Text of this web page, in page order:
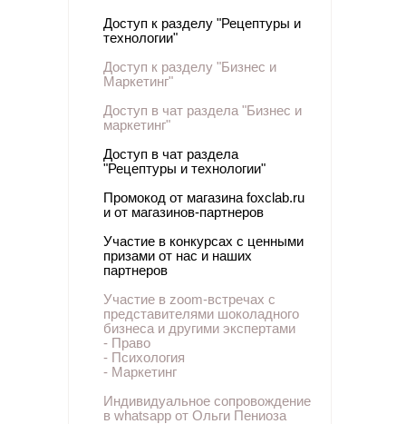
Доступ к разделу "Рецептуры и
технологии"
Доступ к разделу "Бизнес и
Маркетинг"
Доступ в чат раздела "Бизнес и
маркетинг"
Доступ в чат раздела
"Рецептуры и технологии"
Промокод от магазина foxclab.ru
и от магазинов-партнеров
Участие в конкурсах с ценными
призами от нас и наших
партнеров
Участие в zoom-встречах с
представителями шоколадного
бизнеса и другими экспертами
- Право
- Психология
- Маркетинг
Индивидуальное сопровождение
в whatsapp от Ольги Пениоза